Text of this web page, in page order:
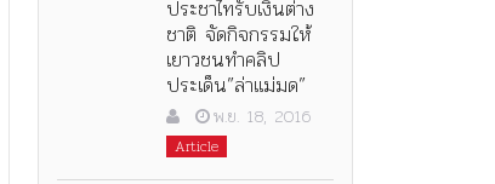
ประชาไทรับเงินต่าง
ชาติ จัดกิจกรรมให้
เยาวชนทำคลิป
ประเด็น”ล่าแม่มด”
พ.ย. 18, 2016
Article